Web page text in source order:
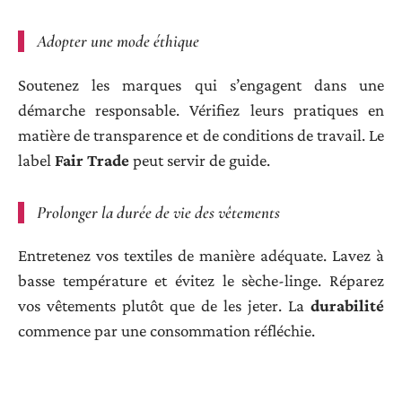
Adopter une mode éthique
Soutenez les marques qui s’engagent dans une
démarche responsable. Vérifiez leurs pratiques en
matière de transparence et de conditions de travail. Le
label Fair Tradepeut servir de guide.
Prolonger la durée de vie des vêtements
Entretenez vos textiles de manière adéquate. Lavez à
basse température et évitez le sèche-linge. Réparez
vos vêtements plutôt que de les jeter. La durabilité
commence par une consommation réfléchie.